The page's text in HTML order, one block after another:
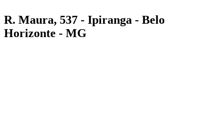
R. Maura, 537 - Ipiranga - Belo
Horizonte - MG